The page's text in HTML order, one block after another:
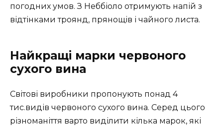
погодних умов. З Неббіоло отримують напій з
відтінками троянд, прянощів і чайного листа.
Найкращі марки червоного
сухого вина
Світові виробники пропонують понад 4
тис.видів червоного сухого вина. Серед цього
різноманіття варто виділити кілька марок, які